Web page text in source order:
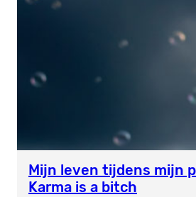
Mijn leven tijdens mijn
Karma is a bitch